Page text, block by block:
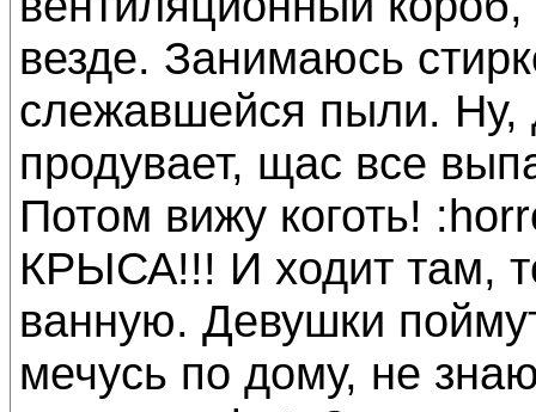
везде. Занимаюсь
слежавшейся пыли. Ну,
продувает, щас все
Потом вижу коготь!
КРЫСА!!! И ходит там,
ванную. Девушки
мечусь по дому, не